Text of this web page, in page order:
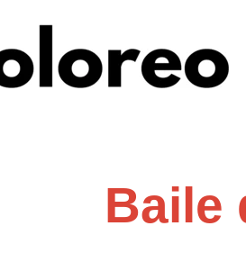
Baile